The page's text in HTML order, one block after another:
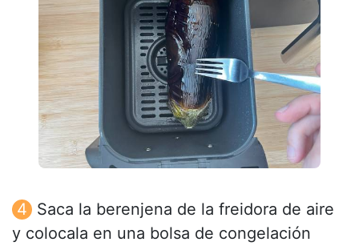
Saca la berenjena de la freidora de aire
y colocala en una bolsa de congelación